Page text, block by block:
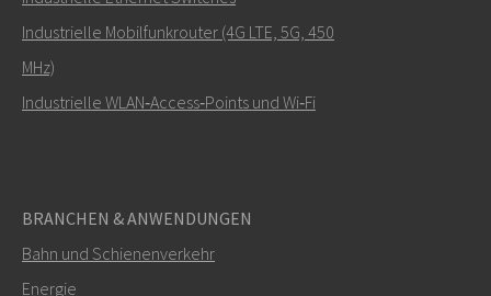
Industrielle Mobilfunkrouter (4G LTE, 5G, 450
MHz)
Industrielle WLAN‑Access‑Points und Wi‑Fi
BRANCHEN & ANWENDUNGEN
Bahn und Schienenverkehr
Energie